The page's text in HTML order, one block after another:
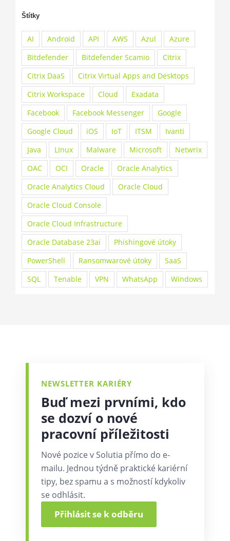
Štítky
AI Android API AWS Azul
Azure
Bitdefender
Bitdefender Scamio
Citrix
Citrix DaaS
Citrix Virtual Apps and Desktops
Citrix Workspace
Cloud
Exadata
Facebook
Facebook Messenger
Google
Google Cloud
iOS IoT ITSM
Ivanti
Java
LInux Malware Microsoft
Netwrix
OAC
OCI Oracle
Oracle Analytics
Oracle Analytics Cloud
Oracle Cloud
Oracle Cloud Console
Oracle Cloud Infrastructure
Oracle Database 23ai
Phishingové útoky
PowerShell
Ransomwarové útoky
SaaS
SQL
Tenable VPN WhatsApp Windows
NEWSLETTER KARIÉRY
Buď mezi prvními, kdo
se dozví o nové
pracovní příležitosti
Nové pozice v Solutia přímo do e-
mailu. Jednou týdně praktické kariérní
tipy, bez spamu a s možností kdykoliv
se odhlásit.
Přihlásit se k odběru